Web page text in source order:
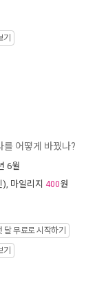
기
를 어떻게 바꿨나?
6월
), 마일리지 400원
달 무료로 시작하기
기